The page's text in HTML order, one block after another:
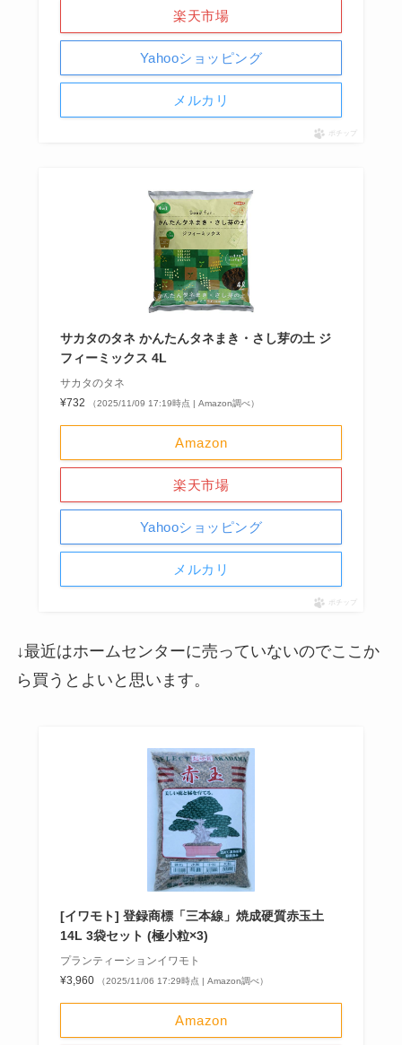
楽天市場
Yahooショッピング
メルカリ
ポチップ
サカタのタネ かんたんタネまき・さし芽の土 ジ
フィーミックス 4L
サカタのタネ
¥732
（2025/11/09 17:19時点 | Amazon調べ）
Amazon
楽天市場
Yahooショッピング
メルカリ
ポチップ
↓最近はホームセンターに売っていないのでここか
ら買うとよいと思います。
[イワモト] 登録商標「三本線」焼成硬質赤玉土
14L 3袋セット (極小粒×3)
プランティーションイワモト
¥3,960
（2025/11/06 17:29時点 | Amazon調べ）
Amazon